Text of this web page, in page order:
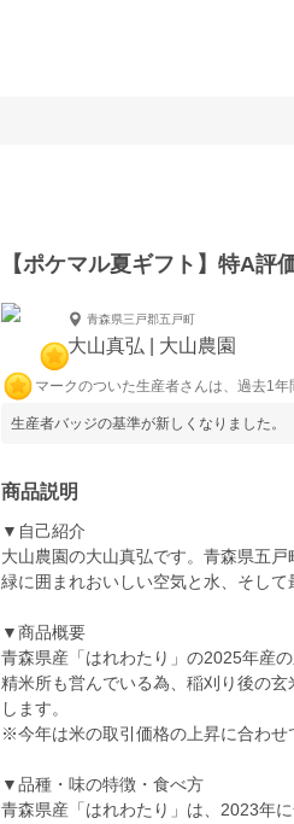
【ポケマル夏ギフト】特A評
青森県三戸郡五戸町
大山真弘 | 大山農園
マークのついた生産者さんは、過去1年
生産者バッジの基準が新しくなりました。
商品説明
▼自己紹介
大山農園の大山真弘です。青森県五戸
緑に囲まれおいしい空気と水、そして
▼商品概要
青森県産「はれわたり」の2025年産の
精米所も営んでいる為、稲刈り後の
します。
※今年は米の取引価格の上昇に合わ
▼品種・味の特徴・食べ方
青森県産「はれわたり」は、2023年